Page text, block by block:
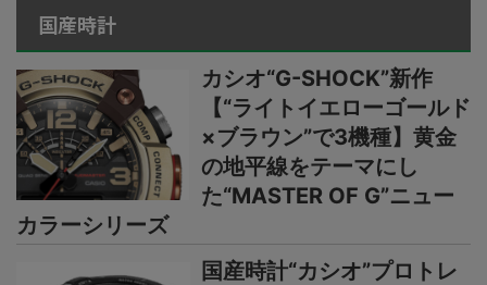
国産時計
カシオ“G-SHOCK”新作
【“ライトイエローゴールド
×ブラウン”で3機種】黄金
の地平線をテーマにし
た“MASTER OF G”ニュー
カラーシリーズ
国産時計“カシオ”プロトレ